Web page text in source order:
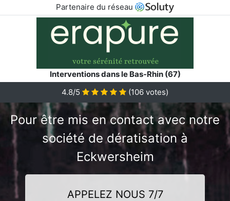
Partenaire du réseau
Interventions dans le Bas-Rhin (67)
4.8/5
(106 votes)
Pour être mis en contact avec notre
société de dératisation à
Eckwersheim
APPELEZ NOUS 7/7